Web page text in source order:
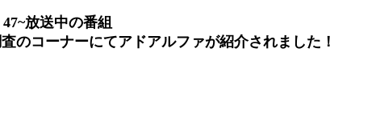
放送中の番組
のコーナーにてアドアルファが紹介されました！